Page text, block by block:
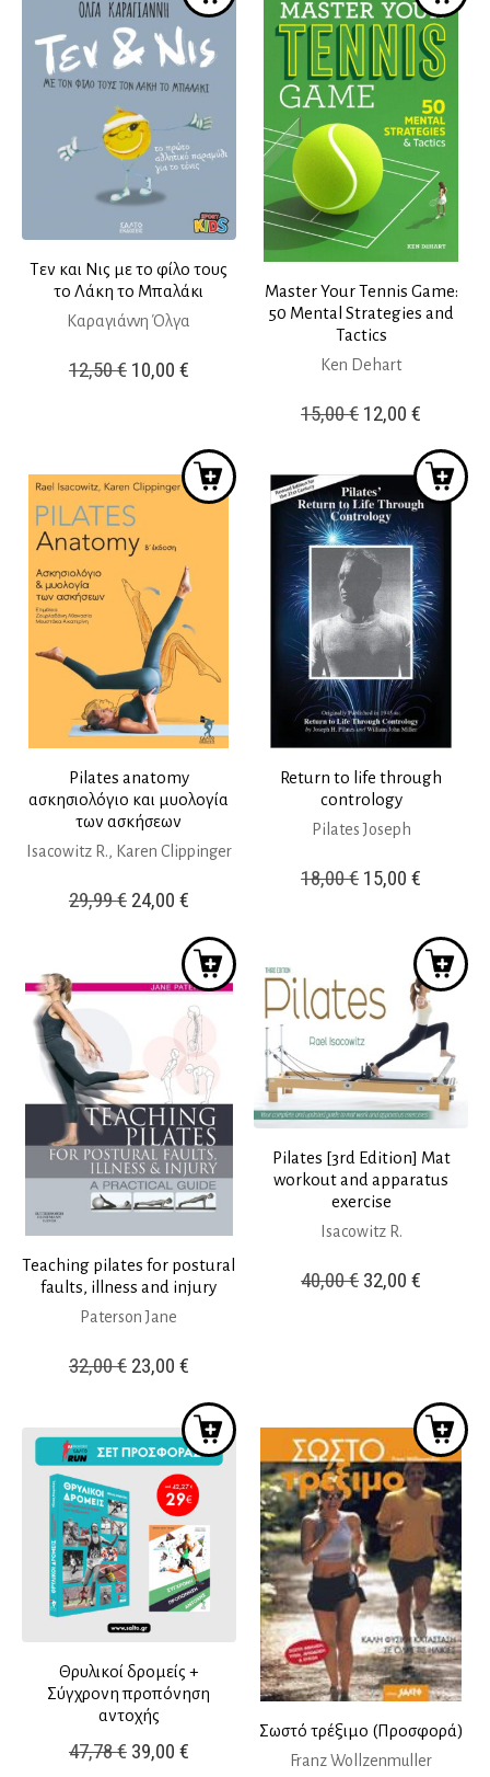
9,00 €.
είναι:
7,11 €.
18,00 €.είναι:
15,00 €.
Τεν και Νις με το φίλο τους
το Λάκη το Μπαλάκι
Καραγιάννη Όλγα
12,50€ Original
12,50 €.
10,00 €Η
είναι:
10,00 €.
Master Your Tennis Game:
50 Mental Strategies and
Tactics
Ken Dehart
15,00€ Original
was:
15,00 €.
12,00€
τιμή
είναι:
12,00 €.
Pilates anatomy
ασκησιολόγιο και μυολογία
των ασκήσεων
Isacowitz R., Karen Clippinger
29,99€ Original
29,99 €.
24,00 €Η
τιμή
είναι:
24,00 €.
Return to life through
contrology
Pilates Joseph
18,00€ Original
18,00 €.
15,00€
τιμή
είναι:
15,00 €.
Teaching pilates for postural
faults, illness and injury
Paterson Jane
32,00€ Original
32,00 €.
23,00 €Η
τιμή
είναι:
23,00 €.
Pilates [3rd Edition] Mat
workout and apparatus
exercise
Isacowitz R.
40,00€ Original
32,00€
32,00 €.
Θρυλικοί δρομείς +
Σύγχρονη προπόνηση
αντοχής
47,78€ Original
39,00 €Η
Σωστό τρέξιμο (Προσφορά)
Franz Wollzenmuller